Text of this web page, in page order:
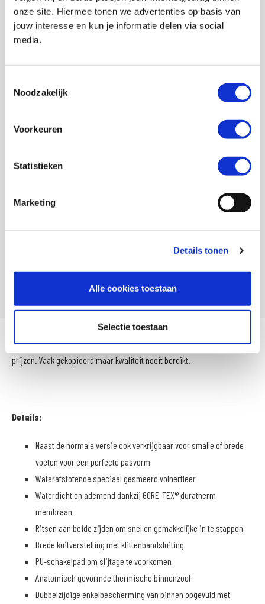
onze site. Hiermee tonen we advertenties op basis van
jouw interesse en kun je informatie delen via social
media.
Noodzakelijk
Voorkeuren
Statistieken
Marketing
Details tonen
Alle cookies toestaan
Selectie toestaan
Materiaal
Leer
Reflectie
Waterdicht
Ja
Schakelversterking
benzinebestendige
EAN
F46002-003-36
De extreem populaire Daytona® motorlaars met een groot aantal test
prijzen. Vaak gekopieerd maar kwaliteit nooit bereikt.
Details:
Naast de normale versie ook verkrijgbaar voor smalle of brede
voeten voor een perfecte pasvorm
Waterafstotende speciaal gesmeerd volnerfleer
Waterdicht en ademend dankzij GORE-TEX® duratherm
membraan
Ritsen aan beide zijden om snel en gemakkelijke in te stappen
Brede kuitverstelling met klittenbandsluiting
PU-schakelpad om slijtage te voorkomen
Anatomisch gevormde thermische binnenzool
Dubbelzijdige enkelbescherming van binnen opgevuld met